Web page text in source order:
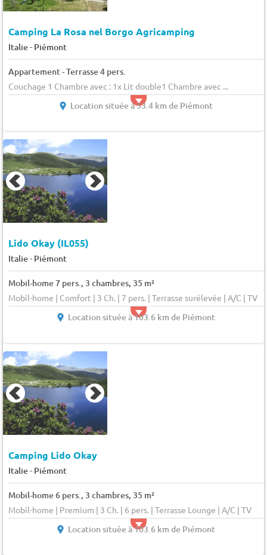
Camping La Rosa nel Borgo Agricamping
Italie- Piémont
Appartement - Terrasse 4 pers.
Couchage 1 Chambre avec : 1x Lit double1 Chambre avec ...
Location située à 53.4 km de Piémont
Lido Okay (IL055)
Italie- Piémont
Mobil-home 7 pers., 3 chambres, 35 m²
Mobil-home | Comfort | 3 Ch. | 7 pers. | Terrasse surélevée | A/C | TV
Location située à 103.6 km de Piémont
Camping Lido Okay
Italie- Piémont
Mobil-home 6 pers., 3 chambres, 35 m²
Mobil-home | Premium | 3 Ch. | 6 pers. | Terrasse Lounge | A/C | TV
Location située à 103.6 km de Piémont